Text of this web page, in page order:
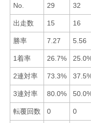
No. 29 32
出走数 15 16
勝率 7.27 5.56
1着率 26.7%
2連対率 73.3%
3連対率 80.0%
転覆回数 0 0